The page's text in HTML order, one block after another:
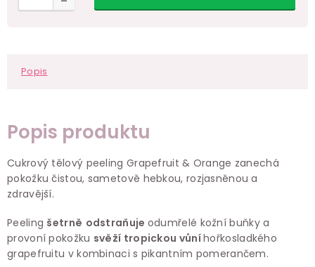
Popis
Popis produktu
Cukrový tělový peeling Grapefruit & Orange zanechá
pokožku čistou, sametově hebkou, rozjasněnou a
zdravější.
Peeling šetrně odstraňuje odumřelé kožní buňky a
provoní pokožku svěží tropickou vůníhořkosladkého
grapefruitu v kombinaci s pikantním pomerančem.